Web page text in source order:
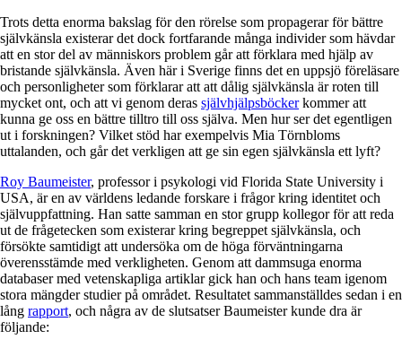
Trots detta enorma bakslag för den rörelse som propagerar för bättre
självkänsla existerar det dock fortfarande många individer som hävdar
att en stor del av människors problem går att förklara med hjälp av
bristande självkänsla. Även här i Sverige finns det en uppsjö föreläsare
och personligheter som förklarar att att dålig självkänsla är roten till
mycket ont, och att vi genom deras självhjälpsböckerkommer att
kunna ge oss en bättre tilltro till oss själva. Men hur ser det egentligen
ut i forskningen? Vilket stöd har exempelvis Mia Törnbloms
uttalanden, och går det verkligen att ge sin egen självkänsla ett lyft?
Roy Baumeister, professor i psykologi vid Florida State University i
USA, är en av världens ledande forskare i frågor kring identitet och
självuppfattning. Han satte samman en stor grupp kollegor för att reda
ut de frågetecken som existerar kring begreppet självkänsla, och
försökte samtidigt att undersöka om de höga förväntningarna
överensstämde med verkligheten. Genom att dammsuga enorma
databaser med vetenskapliga artiklar gick han och hans team igenom
stora mängder studier på området. Resultatet sammanställdes sedan i en
lång rapport, och några av de slutsatser Baumeister kunde dra är
följande: